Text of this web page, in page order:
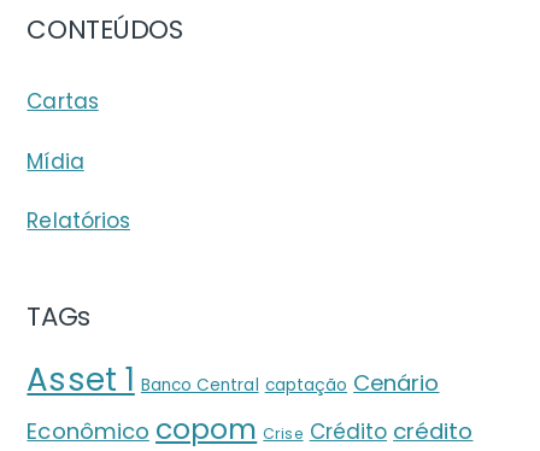
CONTEÚDOS
Cartas
Mídia
Relatórios
TAGs
Asset 1 Banco Central captação Cenário
Econômico copom Crise Crédito crédito